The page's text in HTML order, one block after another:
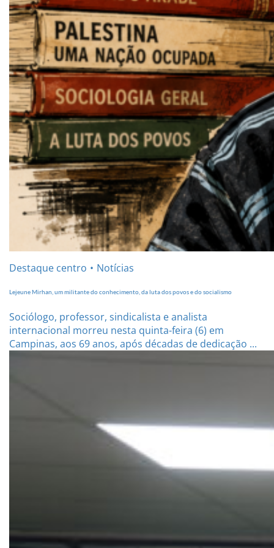
Destaque centro Notícias
Lejeune Mirhan, um militante do conhecimento, da luta dos povos e do socialismo
Sociólogo, professor, sindicalista e analista
internacional morreu nesta quinta-feira (6) em
Campinas, aos 69 anos, após décadas de dedicação ...